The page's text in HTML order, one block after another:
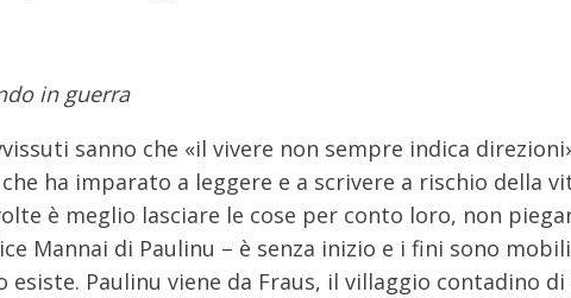
in guerra
sanno che «il vivere non sempre indica
ha imparato a leggere e a scrivere a rischio della
è meglio lasciare le cose per conto loro, non
Mannai di Paulinu – è senza inizio e i fini sono
esiste. Paulinu viene da Fraus, il villaggio contadino